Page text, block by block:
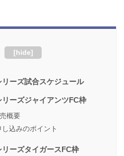
[hide]
ーズ試合スケジュール
ーズジャイアンツFC枠
概要
込みのポイント
ーズタイガースFC枠